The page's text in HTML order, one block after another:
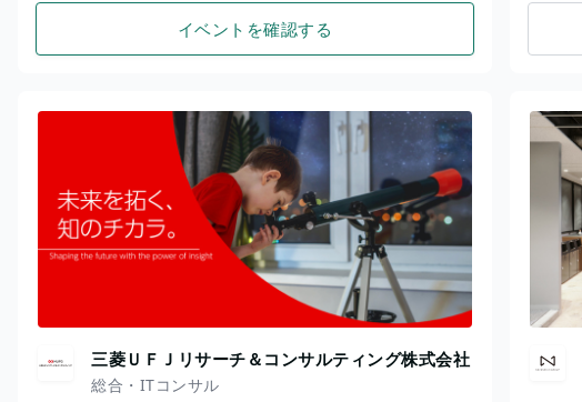
イベントを確認する
三菱ＵＦＪリサーチ＆コンサルティング株式会社
総合・ITコンサル